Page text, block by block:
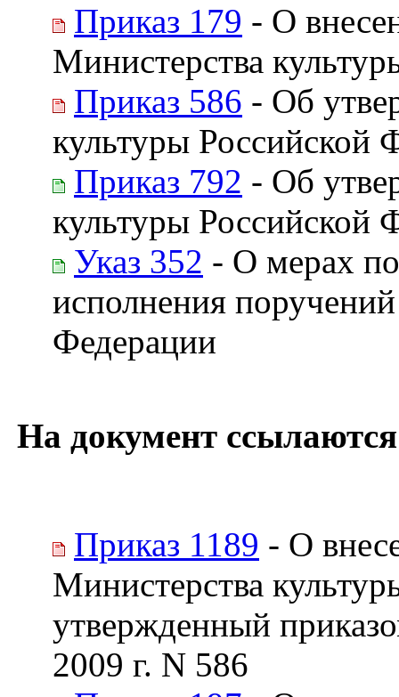
Приказ 179 - О
Министерства
Приказ 586 - Об
культуры Российской
Приказ 792 - Об
культуры Российской
Указ 352 - О мерах
исполнения
Федерации
На документ
Приказ 1189 - О
Министерства
утвержденный
2009 г. N 586